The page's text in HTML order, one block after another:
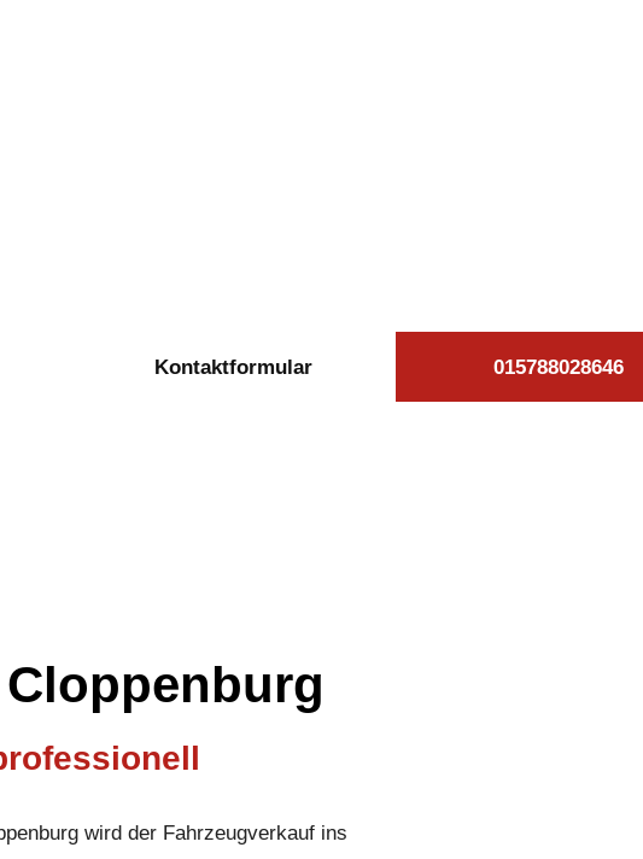
Kontaktformular 015788028646
wird der Fahrzeugverkauf ins